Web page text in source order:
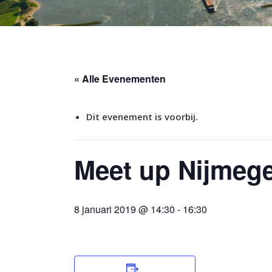
« Alle Evenementen
Dit evenement is voorbij.
Meet up
8 januari 2019 @ 14:30 - 16:30